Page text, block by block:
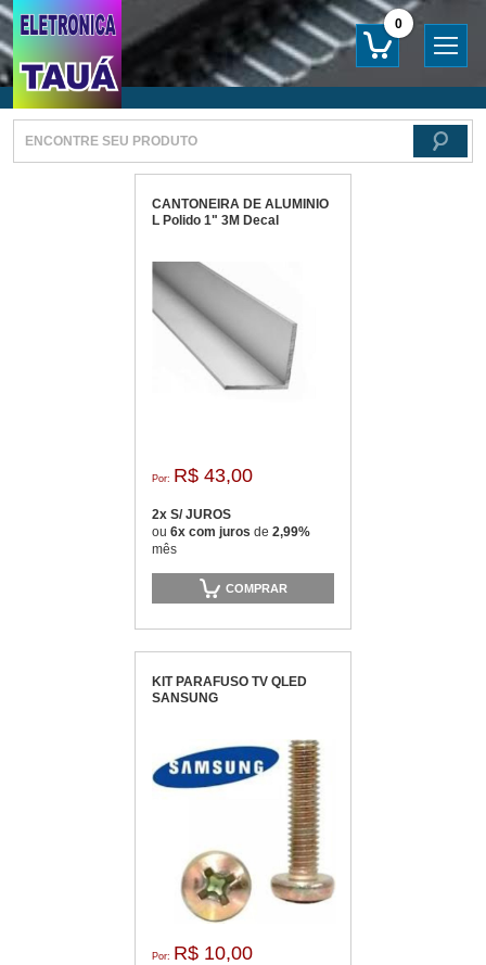
0
CANTONEIRA DE ALUMINIO
L Polido 1" 3M Decal
Por: R$ 43,00
2x S/ JUROS
ou 6x com juros de 2,99%
mês
COMPRAR
KIT PARAFUSO TV QLED
SANSUNG
Por: R$ 10,00